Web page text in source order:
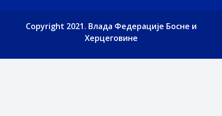
Copyright 2021. Влада Федерације Босне и
Херцеговине